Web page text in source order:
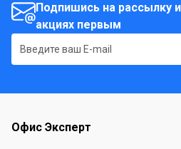
Подпишись на рассылку
акциях первым
Офис Эксперт